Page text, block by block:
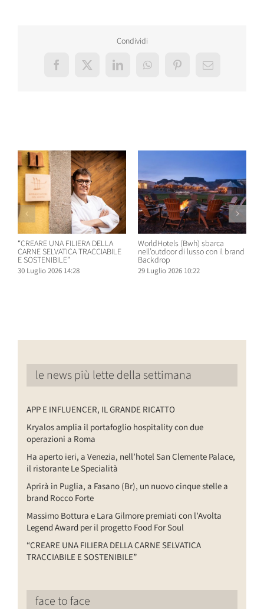
Condividi
Facebook
X LinkedInWhatsAppPinterestEmail
“CREARE UNA FILIERA DELLA
CARNE SELVATICA TRACCIABILE
E SOSTENIBILE”
30 Luglio 2026 14:28
WorldHotels (Bwh) sbarca
nell’outdoor di lusso con il brand
Backdrop
29 Luglio 2026 10:22
le news più lette della settimana
APP E INFLUENCER, IL GRANDE RICATTO
Kryalos amplia il portafoglio hospitality con due
operazioni a Roma
Ha aperto ieri, a Venezia, nell’hotel San Clemente Palace,
il ristorante Le Specialità
Aprirà in Puglia, a Fasano (Br), un nuovo cinque stelle a
brand Rocco Forte
Massimo Bottura e Lara Gilmore premiati con l’Avolta
Legend Award per il progetto Food For Soul
“CREARE UNA FILIERA DELLA CARNE SELVATICA
TRACCIABILE E SOSTENIBILE”
face to face